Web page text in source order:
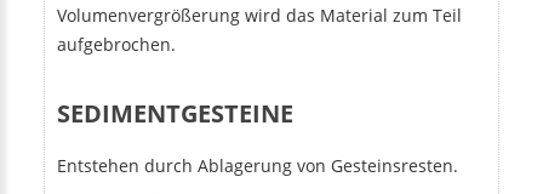
Volumenvergrößerung wird das Material zum Teil
aufgebrochen.
SEDIMENTGESTEINE
Entstehen durch Ablagerung von Gesteinsresten.